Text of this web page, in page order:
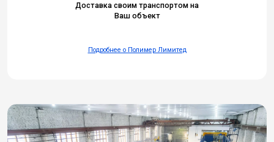
Доставка своим транспортом на
Ваш объект
Подробнее о Полимер Лимитед